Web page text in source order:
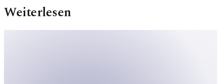
Weiterlesen